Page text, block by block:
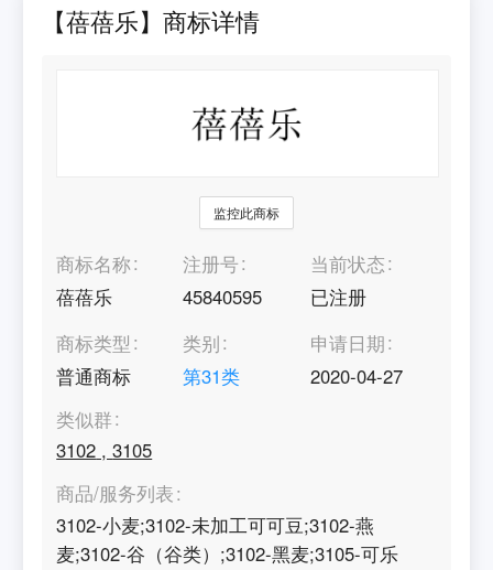
【蓓蓓乐】商标详情
监控此商标
商标名称
蓓蓓乐
注册号
45840595
当前状态
已注册
商标类型
普通商标
类别
第31类
申请日期
2020-04-27
类似群
3102 ,3105
商品/服务列表
3102-小麦;3102-未加工可可豆;3102-燕
麦;3102-谷（谷类）;3102-黑麦;3105-可乐